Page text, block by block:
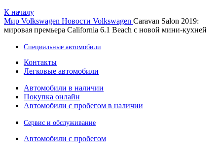
К началу
Мир Volkswagen Новости Volkswagen Caravan Salon 2019:
мировая премьера California 6.1 Beach с новой мини-кухней
Специальные автомобили
Контакты
Легковые автомобили
Автомобили в наличии
Покупка онлайн
Автомобили с пробегом в наличии
Сервис и обслуживание
Автомобили с пробегом